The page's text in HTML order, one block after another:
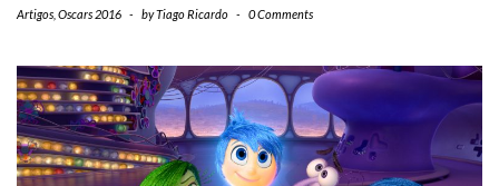
Artigos Oscars 2016 - byTiago Ricardo - 0 Comments